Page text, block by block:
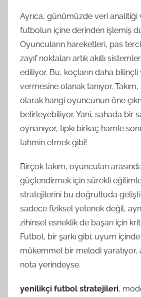
Ayrıca, günümüzde veri analitiği
futbolun içine derinden işlemiş
Oyuncuların hareketleri, pas
zayıf noktaları artık akıllı
ediliyor. Bu, koçların daha bilinçli
vermesine olanak tanıyor. Takım,
olarak hangi oyuncunun öne
belirleyebiliyor. Yani, sahada bir
oynanıyor, tıpkı birkaç hamle
tahmin etmek gibi!
Birçok takım, oyuncuları
güçlendirmek için sürekli
stratejilerini bu doğrultuda
sadece fiziksel yetenek değil,
zihinsel esneklik de başarı için
Futbol, bir şarkı gibi; uyum içinde
mükemmel bir melodi yaratıyor,
nota yerindeyse.
yenilikçi futbol stratejileri,